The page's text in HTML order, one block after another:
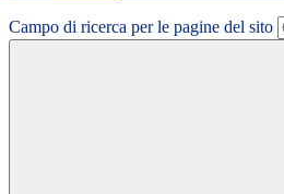
Campo di ricerca per le pagine del sito